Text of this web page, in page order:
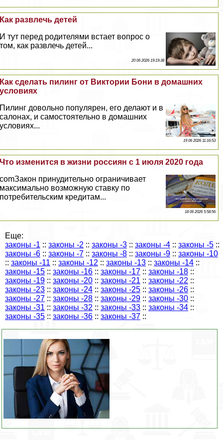
Как развлечь детей
И тут перед родителями встает вопрос о
том, как развлечь детей...
20 06 2026 19:19:38
Как сделать пилинг от Виктории Бони в домашних
условиях
Пилинг довольно популярен, его делают и в
салонах, и самостоятельно в домашних
условиях...
19 06 2026 11:16:53
Что изменится в жизни россиян с 1 июля 2020 года
comЗакон принудительно ограничивает
максимально возможную ставку по
потребительским кредитам...
18 06 2026 5:58:56
Еще:
законы -1 :: законы -2 :: законы -3 :: законы -4 :: законы -5 ::
законы -6 :: законы -7 :: законы -8 :: законы -9 :: законы -10
:: законы -11 :: законы -12 :: законы -13 :: законы -14 ::
законы -15 :: законы -16 :: законы -17 :: законы -18 ::
законы -19 :: законы -20 :: законы -21 :: законы -22 ::
законы -23 :: законы -24 :: законы -25 :: законы -26 ::
законы -27 :: законы -28 :: законы -29 :: законы -30 ::
законы -31 :: законы -32 :: законы -33 :: законы -34 ::
законы -35 :: законы -36 :: законы -37 ::